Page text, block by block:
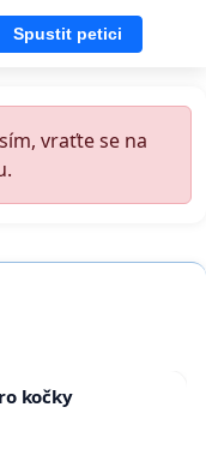
Spustit petici
vraťte se na
kočky